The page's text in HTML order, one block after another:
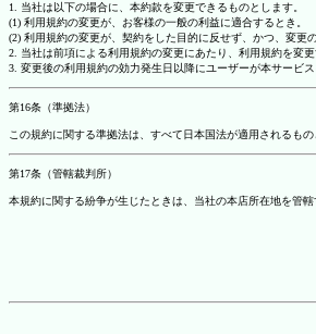
1. 当社は以下の場合に、本約款を変更できるものとします。
(1) 利用規約の変更が、お客様の一般の利益に適合するとき。
(2) 利用規約の変更が、契約をした目的に反せず、かつ、変更
2. 当社は前項による利用規約の変更にあたり、利用規約を変
3. 変更後の利用規約の効力発生日以降にユーザーが本サービ
第16条（準拠法）
この規約に関する準拠法は、すべて日本国法が適用されるもの
第17条（管轄裁判所）
本規約に関する紛争が生じたときは、当社の本店所在地を管